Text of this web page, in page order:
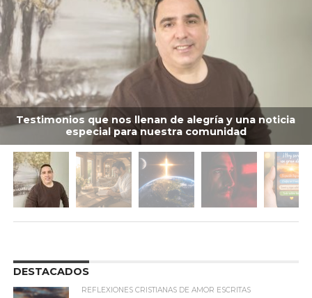
Testimonios que nos llenan de alegría y una noticia
especial para nuestra comunidad
DESTACADOS
REFLEXIONES CRISTIANAS DE AMOR ESCRITAS